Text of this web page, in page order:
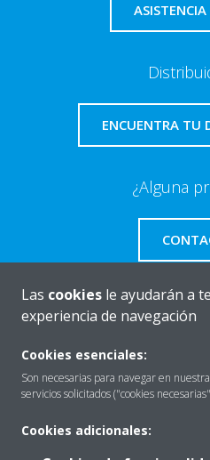
ENCUENTRA TU
¿Alguna
Quiénes somos
Las cookies le ayudarán a
experiencia de navegación
Cookies esenciales:
Son necesarias para navegar en
servicios solicitados ("cookies
Cookies adicionales: